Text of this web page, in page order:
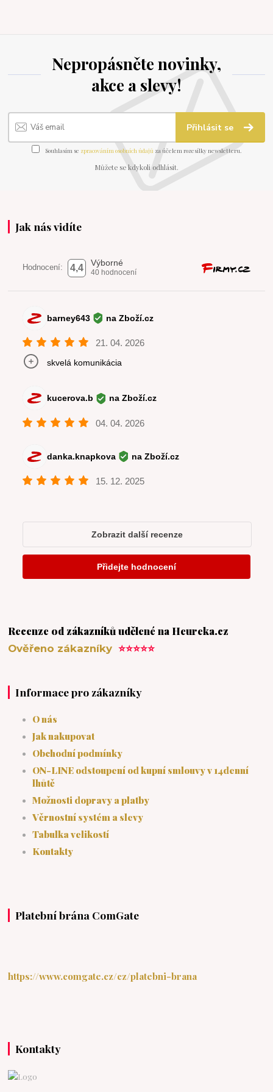
Nepropásněte novinky,
akce a slevy!
Přihlásit se
Souhlasím se zpracováním osobních údajů za účelem rozesílky newsletteru.
Můžete se kdykoli odhlásit.
Jak nás vidíte
Recenze od zákazníků udělené na Heureka.cz
Ověřeno zákazníky⭐⭐⭐⭐⭐
Informace pro zákazníky
O nás
Jak nakupovat
Obchodní podmínky
ON-LINE odstoupení od kupní smlouvy v 14denní
lhůtě
Možnosti dopravy a platby
Věrnostní systém a slevy
Tabulka velikostí
Kontakty
Platební brána ComGate
https://www.comgate.cz/cz/platebni-brana
Kontakty